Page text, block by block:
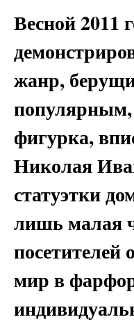
Весной 2011
жанр,
популярным,
фигурка,
Николая
статуэтки
лишь малая
посетителей
мир в